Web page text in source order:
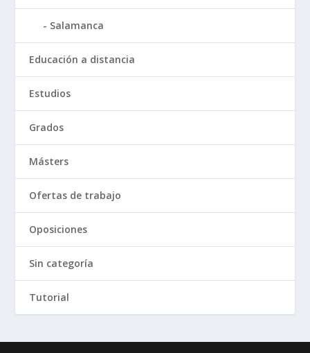
Salamanca
Educación a distancia
Estudios
Grados
Másters
Ofertas de trabajo
Oposiciones
Sin categoría
Tutorial